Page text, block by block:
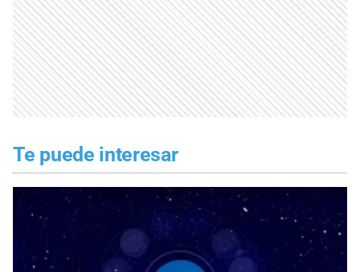
Te puede interesar